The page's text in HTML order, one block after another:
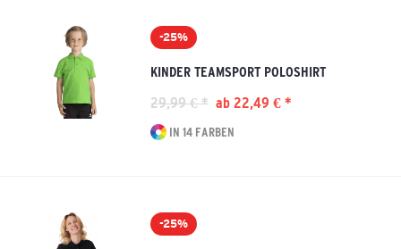
-25%
KINDER TEAMSPORT POLOSHIRT
29,99 € * ab 22,49 € *
IN 14 FARBEN
-25%